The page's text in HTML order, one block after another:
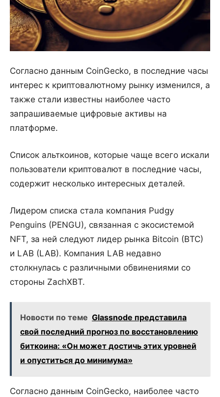
Согласно данным CoinGecko, в последние часы
интерес к криптовалютному рынку изменился, а
также стали известны наиболее часто
запрашиваемые цифровые активы на
платформе.
Список альткоинов, которые чаще всего искали
пользователи криптовалют в последние часы,
содержит несколько интересных деталей.
Лидером списка стала компания Pudgy
Penguins (PENGU), связанная с экосистемой
NFT, за ней следуют лидер рынка Bitcoin (BTC)
и LAB (LAB). Компания LAB недавно
столкнулась с различными обвинениями со
стороны ZachXBT.
Новости по теме Glassnode представила
свой последний прогноз по восстановлению
биткоина: «Он может достичь этих уровней
и опуститься до минимума»
Согласно данным CoinGecko, наиболее часто